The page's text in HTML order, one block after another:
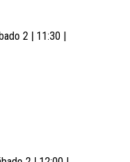
2 | 11:30 |